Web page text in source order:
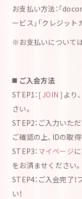
お支払い方法：「
ービス」「クレジット
※お支払いについて
◼️ ご入会方法
STEP1： [ JOIN ] より
さい。
STEP2：ご入力いた
ご確認の上、IDの取
STEP3： マイページ
をお済ませください。
STEP4：ご入会完了
い！